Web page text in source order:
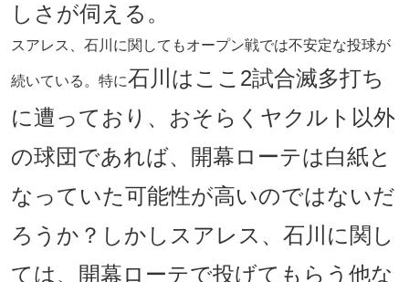
しさが伺える。
スアレス、石川に関してもオープン戦では不安定な投球が
続いている。特に石川はここ2試合滅多打ち
に遭っており、おそらくヤクルト以外
の球団であれば、開幕ローテは白紙と
なっていた可能性が高いのではないだ
ろうか？しかしスアレス、石川に関し
ては、開幕ローテで投げてもらう他な